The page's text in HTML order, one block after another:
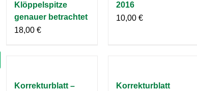
Klöppelspitze
genauer betrachtet
18,00 €
2016
10,00 €
Korrekturblatt – Korrekturblatt